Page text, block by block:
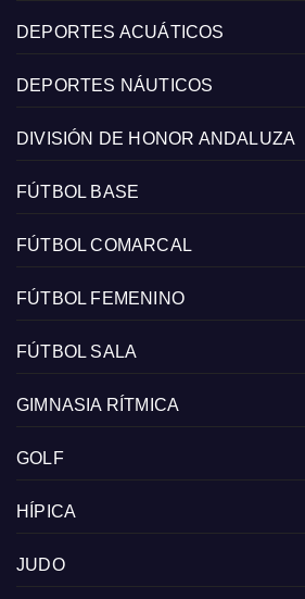
DEPORTES ACUÁTICOS
DEPORTES NÁUTICOS
DIVISIÓN DE HONOR ANDALUZA
FÚTBOL BASE
FÚTBOL COMARCAL
FÚTBOL FEMENINO
FÚTBOL SALA
GIMNASIA RÍTMICA
GOLF
HÍPICA
JUDO